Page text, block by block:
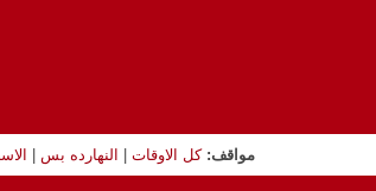
مواقف: كل الاوقات | النهارده بس |